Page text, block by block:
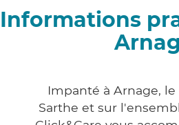
Informations
Impanté à Arnage,
Sarthe et sur